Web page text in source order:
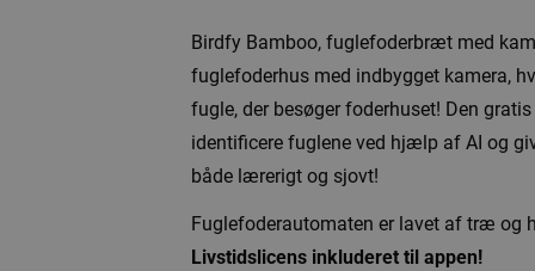
Birdfy Bamboo, fuglefoderbræt med
fuglefoderhus med indbygget kamera,
fugle, der besøger foderhuset! Den
identificere fuglene ved hjælp af AI og
både lærerigt og sjovt!
Fuglefoderautomaten er lavet af træ og
Livstidslicens inkluderet til appen!